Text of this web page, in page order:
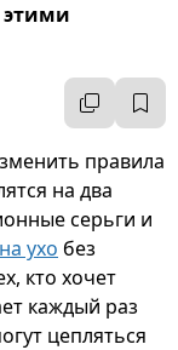
этими
правила
на два
серьги и
ухо без
кто хочет
каждый раз
цепляться